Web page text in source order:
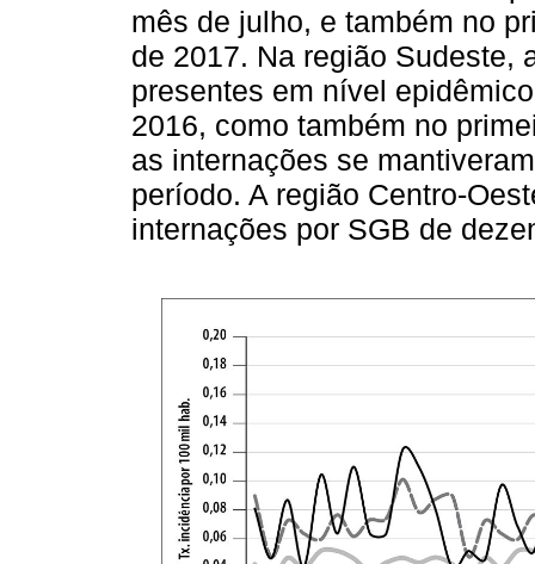
mês de julho, e também no
de 2017. Na região Sudeste,
presentes em nível
2016, como também no
as internações se
período. A região Centro-
internações por SGB de